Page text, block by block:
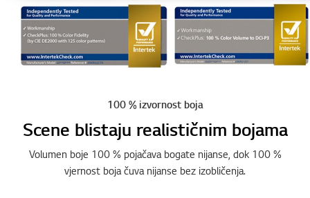
100 % izvornost boja
Scene blistaju realističnim bojama
Volumen boje 100 % pojačava bogate nijanse, dok 100 %
vjernost boja čuva nijanse bez izobličenja.